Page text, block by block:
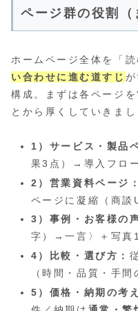
ページ群の役割（
ホームページ全体を「
い合わせに進む道すじ
構成。まずは各ページ
とから厚くしていきまし
1）サービス・製品
果3点）→導入フロ
2）営業資料ページ：
ページに凝縮（商談
3）事例・お客様の声
字）→一言〉＋写真
4）比較・選び方：
（時間・品質・手間
5）価格・納期の考